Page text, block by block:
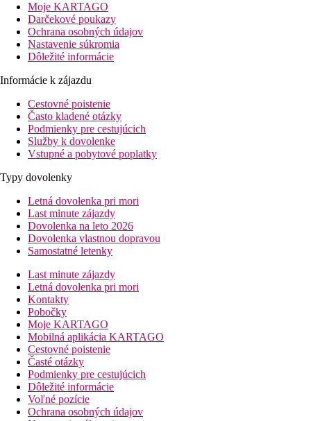
Moje KARTAGO
Darčekové poukazy
Ochrana osobných údajov
Nastavenie súkromia
Dôležité informácie
Informácie k zájazdu
Cestovné poistenie
Často kladené otázky
Podmienky pre cestujúcich
Služby k dovolenke
Vstupné a pobytové poplatky
Typy dovolenky
Letná dovolenka pri mori
Last minute zájazdy
Dovolenka na leto 2026
Dovolenka vlastnou dopravou
Samostatné letenky
Last minute zájazdy
Letná dovolenka pri mori
Kontakty
Pobočky
Moje KARTAGO
Mobilná aplikácia KARTAGO
Cestovné poistenie
Časté otázky
Podmienky pre cestujúcich
Dôležité informácie
Voľné pozície
Ochrana osobných údajov